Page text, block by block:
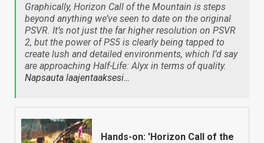
Graphically, Horizon Call of the Mountain is steps
beyond anything we’ve seen to date on the original
PSVR. It’s not just the far higher resolution on PSVR
2, but the power of PS5 is clearly being tapped to
create lush and detailed environments, which I’d say
are approaching Half-Life: Alyx in terms of quality.
Napsauta laajentaaksesi…
Hands-on: 'Horizon Call of the